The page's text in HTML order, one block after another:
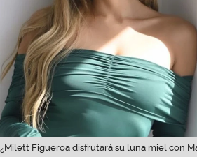
¿Milett Figueroa disfrutará su luna miel con